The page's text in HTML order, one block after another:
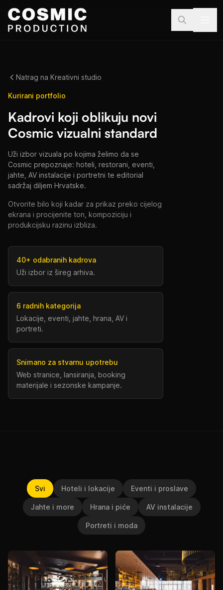
Preskoči na sadržaj
Natrag na Kreativni studio
Kurirani portfolio
Kadrovi koji oblikuju novi
Cosmic vizualni standard
Uži izbor vizuala po kojima želimo da se
Cosmic prepoznaje: hoteli, restorani, eventi,
jahte, AV instalacije i portretni te editorial
sadržaj diljem Hrvatske.
Otvorite bilo koji kadar za prikaz preko cijelog
ekrana i procijenite ton, kompoziciju i
produkcijsku razinu izbliza.
40+ odabranih kadrova
Uži izbor iz šireg arhiva.
6 radnih kategorija
Lokacije, eventi, jahte, hrana, AV i
portreti.
Snimano za stvarnu upotrebu
Web stranice, lansiranja, booking
materijale i sezonske kampanje.
Svi Hoteli i lokacije Eventi i proslave
Jahte i more Hrana i piće AV instalacije
Portreti i moda